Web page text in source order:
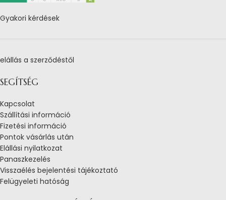
Gyakori kérdések
elállás a szerződéstől
SEGÍTSÉG
Kapcsolat
Szállítási információ
Fizetési információ
Pontok vásárlás után
Elállási nyilatkozat
Panaszkezelés
Visszaélés bejelentési tájékoztató
Felügyeleti hatóság